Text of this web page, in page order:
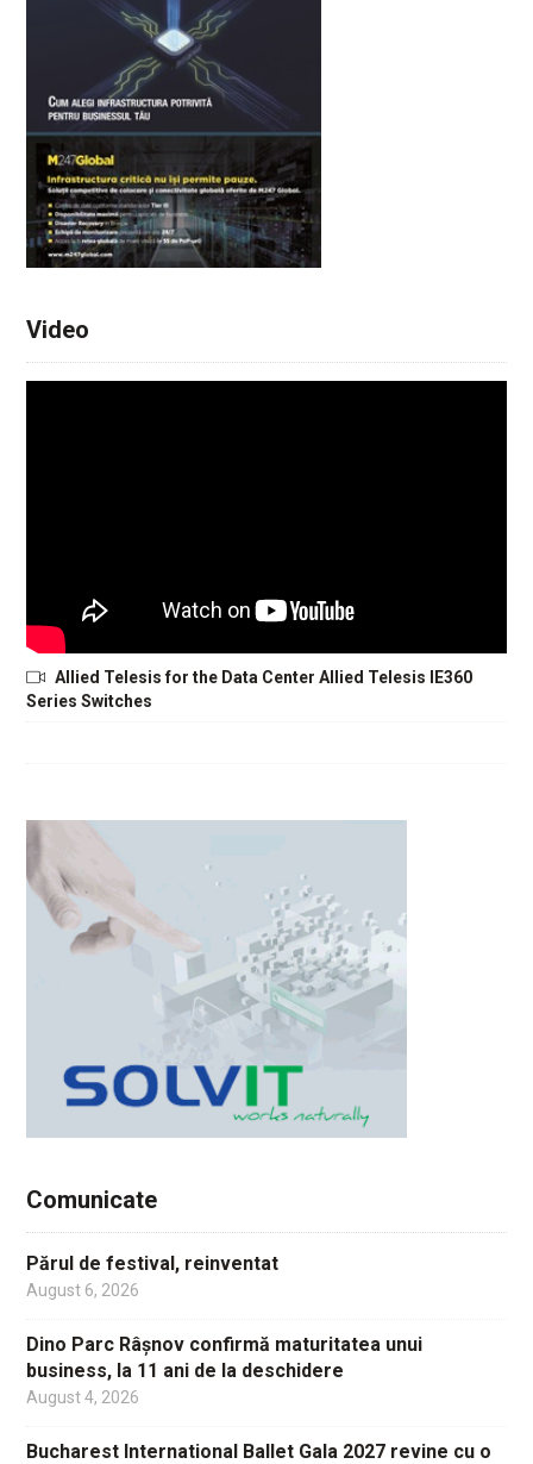
Video
Allied Telesis for the Data Center Allied Telesis IE360
Series Switches
Comunicate
Părul de festival, reinventat
August 6, 2026
Dino Parc Râșnov confirmă maturitatea unui
business, la 11 ani de la deschidere
August 4, 2026
Bucharest International Ballet Gala 2027 revine cu o